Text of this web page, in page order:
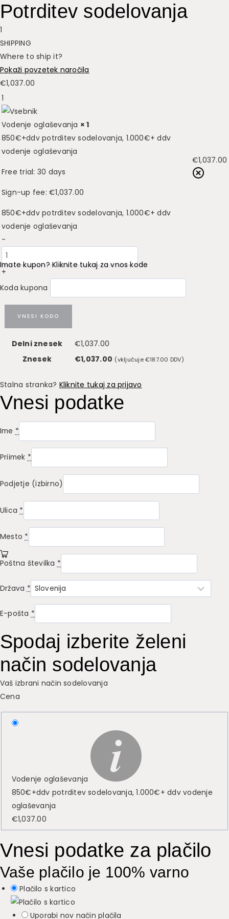
Potrditev sodelovanja
1
SHIPPING
Where to ship it?
Pokaži povzetek naročila
€1,037.00
1
Vodenje oglaševanja × 1
850€+ddv potrditev sodelovanja, 1.000€+ ddv
vodenje oglaševanja
Free trial: 30 days
Sign-up fee:€1,037.00
850€+ddv potrditev sodelovanja, 1.000€+ ddv
vodenje oglaševanja
-
+
€1,037.00
Imate kupon? Kliknite tukaj za vnos kode
Koda kupona
VNESI KODO
Delni znesek €1,037.00
Znesek
€1,037.00 (vključuje€187.00 DDV)
Stalna stranka? Kliknite tukaj za prijavo
Vnesi podatke
Ime *
Priimek *
Podjetje (izbirno)
Ulica *
Mesto *
Poštna številka *
Država*
E-pošta *
Spodaj izberite želeni
način sodelovanja
Vaš izbrani način sodelovanja
Cena
Vodenje oglaševanja
850€+ddv potrditev sodelovanja, 1.000€+ ddv vodenje
oglaševanja
€1,037.00
Vnesi podatke za plačilo
Vaše plačilo je 100% varno
Plačilo s kartico
Uporabi nov način plačila